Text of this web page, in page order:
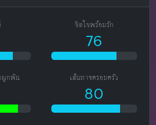
จิตใจพร้อมรัก
76
ผูกพัน เส้นทางครอบครัว
80